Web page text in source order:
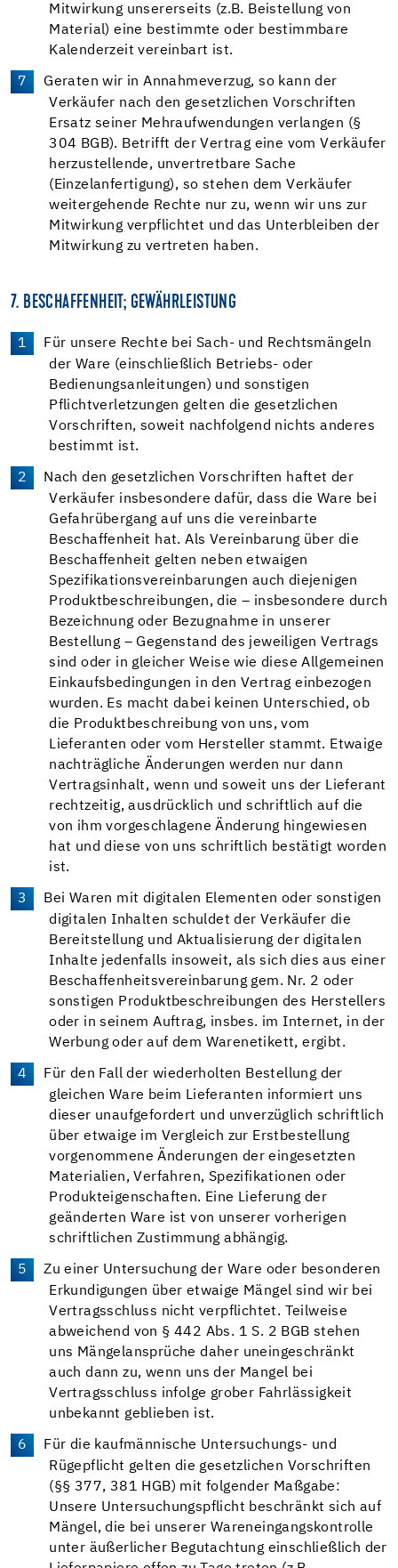
Mitwirkung unsererseits (z.B. Beistellung von
Material) eine bestimmte oder bestimmbare
Kalenderzeit vereinbart ist.
Geraten wir in Annahmeverzug, so kann der
Verkäufer nach den gesetzlichen Vorschriften
Ersatz seiner Mehraufwendungen verlangen (§
304 BGB). Betrifft der Vertrag eine vom Verkäufer
herzustellende, unvertretbare Sache
(Einzelanfertigung), so stehen dem Verkäufer
weitergehende Rechte nur zu, wenn wir uns zur
Mitwirkung verpflichtet und das Unterbleiben der
Mitwirkung zu vertreten haben.
7. BESCHAFFENHEIT; GEWÄHRLEISTUNG
Für unsere Rechte bei Sach- und Rechtsmängeln
der Ware (einschließlich Betriebs- oder
Bedienungsanleitungen) und sonstigen
Pflichtverletzungen gelten die gesetzlichen
Vorschriften, soweit nachfolgend nichts anderes
bestimmt ist.
Nach den gesetzlichen Vorschriften haftet der
Verkäufer insbesondere dafür, dass die Ware bei
Gefahrübergang auf uns die vereinbarte
Beschaffenheit hat. Als Vereinbarung über die
Beschaffenheit gelten neben etwaigen
Spezifikationsvereinbarungen auch diejenigen
Produktbeschreibungen, die – insbesondere durch
Bezeichnung oder Bezugnahme in unserer
Bestellung – Gegenstand des jeweiligen Vertrags
sind oder in gleicher Weise wie diese Allgemeinen
Einkaufsbedingungen in den Vertrag einbezogen
wurden. Es macht dabei keinen Unterschied, ob
die Produktbeschreibung von uns, vom
Lieferanten oder vom Hersteller stammt. Etwaige
nachträgliche Änderungen werden nur dann
Vertragsinhalt, wenn und soweit uns der Lieferant
rechtzeitig, ausdrücklich und schriftlich auf die
von ihm vorgeschlagene Änderung hingewiesen
hat und diese von uns schriftlich bestätigt worden
ist.
Bei Waren mit digitalen Elementen oder sonstigen
digitalen Inhalten schuldet der Verkäufer die
Bereitstellung und Aktualisierung der digitalen
Inhalte jedenfalls insoweit, als sich dies aus einer
Beschaffenheitsvereinbarung gem. Nr. 2 oder
sonstigen Produktbeschreibungen des Herstellers
oder in seinem Auftrag, insbes. im Internet, in der
Werbung oder auf dem Warenetikett, ergibt.
Für den Fall der wiederholten Bestellung der
gleichen Ware beim Lieferanten informiert uns
dieser unaufgefordert und unverzüglich schriftlich
über etwaige im Vergleich zur Erstbestellung
vorgenommene Änderungen der eingesetzten
Materialien, Verfahren, Spezifikationen oder
Produkteigenschaften. Eine Lieferung der
geänderten Ware ist von unserer vorherigen
schriftlichen Zustimmung abhängig.
Zu einer Untersuchung der Ware oder besonderen
Erkundigungen über etwaige Mängel sind wir bei
Vertragsschluss nicht verpflichtet. Teilweise
abweichend von § 442 Abs. 1 S. 2 BGB stehen
uns Mängelansprüche daher uneingeschränkt
auch dann zu, wenn uns der Mangel bei
Vertragsschluss infolge grober Fahrlässigkeit
unbekannt geblieben ist.
Für die kaufmännische Untersuchungs- und
Rügepflicht gelten die gesetzlichen Vorschriften
(§§ 377, 381 HGB) mit folgender Maßgabe:
Unsere Untersuchungspflicht beschränkt sich auf
Mängel, die bei unserer Wareneingangskontrolle
unter äußerlicher Begutachtung einschließlich der